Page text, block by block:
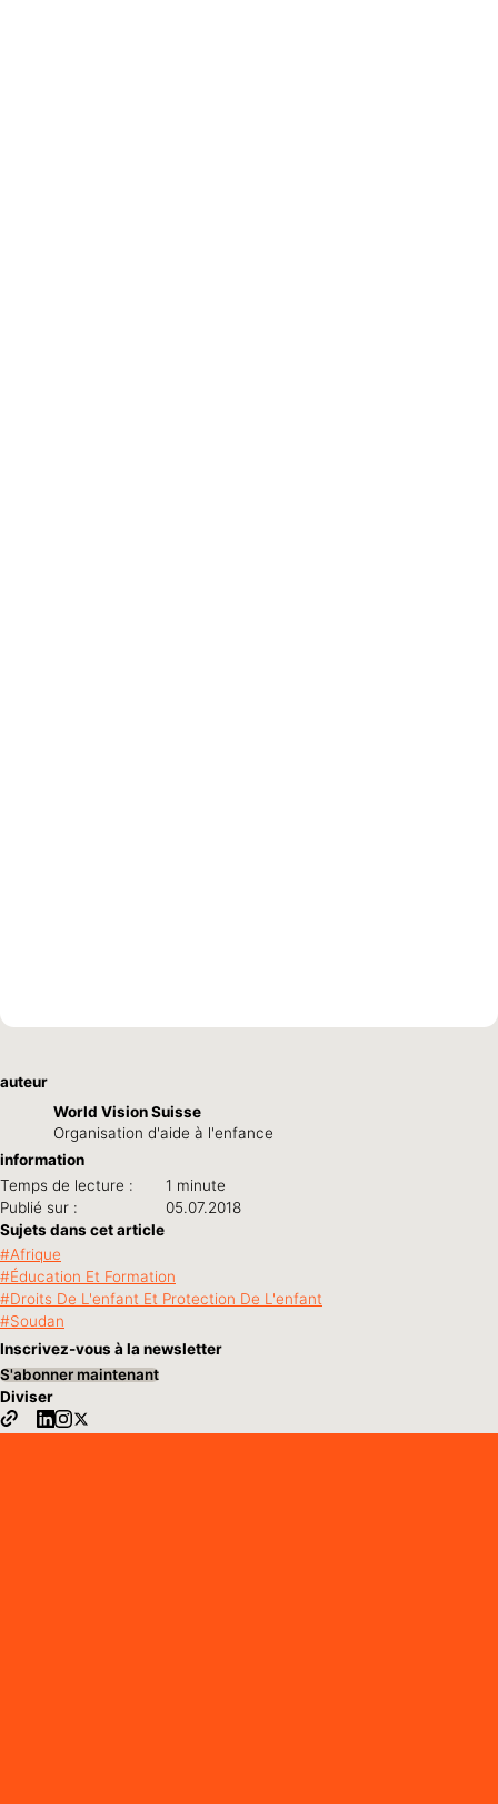
auteur
World Vision Suisse
Organisation d'aide à l'enfance
information
Temps de lecture :
1 minute
Publié sur :
05.07.2018
Sujets dans cet article
Afrique
Éducation Et Formation
Droits De L'enfant Et Protection De L'enfant
Soudan
Inscrivez-vous à la newsletter
S'abonner maintenant
Diviser